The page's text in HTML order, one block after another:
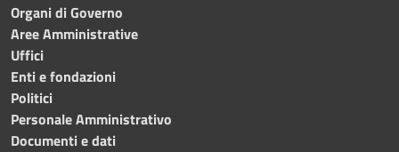
Organi di Governo
Aree Amministrative
Uffici
Enti e fondazioni
Politici
Personale Amministrativo
Documenti e dati